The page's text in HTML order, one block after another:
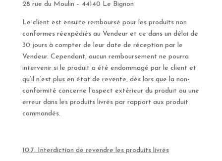
28 rue du Moulin – 44140 Le Bignon
Le client est ensuite remboursé pour les produits non
conformes réexpédiés au Vendeur et ce dans un délai de
30 jours à compter de leur date de réception par le
Vendeur. Cependant, aucun remboursement ne pourra
intervenir si le produit a été endommagé par le client et
qu’il n’est plus en état de revente, dès lors que la non-
conformité concerne l’aspect extérieur du produit ou une
erreur dans les produits livrés par rapport aux produit
commandés.
10.7. Interdiction de revendre les produits livrés